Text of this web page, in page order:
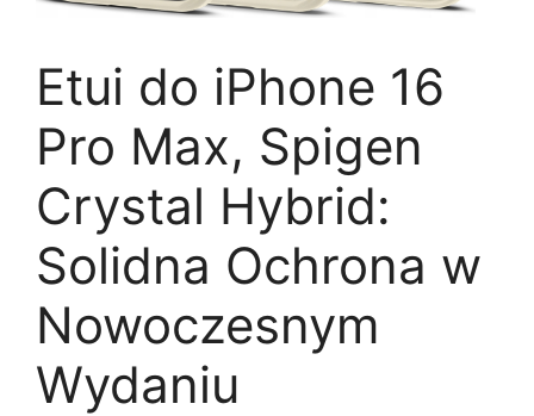
Etui do iPhone 16
Pro Max, Spigen
Crystal Hybrid:
Solidna Ochrona w
Nowoczesnym
Wydaniu